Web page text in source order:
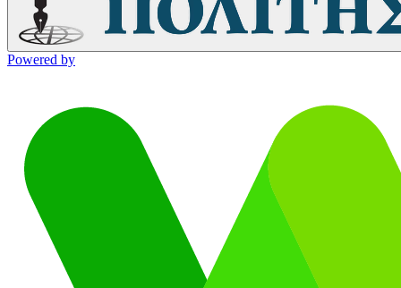
Powered by